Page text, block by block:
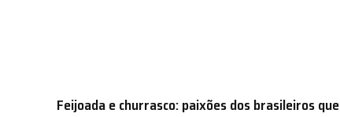
Feijoada e churrasco: paixões dos brasileiros que